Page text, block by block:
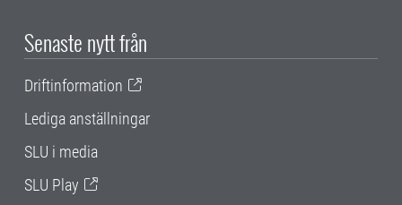
Senaste nytt från
Driftinformation
Lediga anställningar
SLU i media
SLU Play